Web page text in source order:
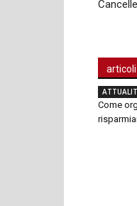
Come